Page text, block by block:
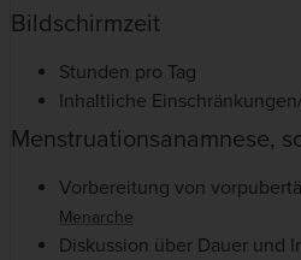
Bildschirmzeit
Stunden pro Tag
Inhaltliche
Menstruationsanamnese,
Vorbereitung von
Menarche
Diskussion über Dauer und